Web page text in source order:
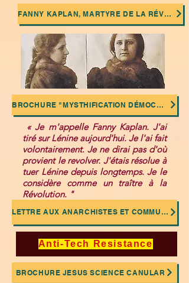
FANNY KAPLAN, MARTYRE DE LA RÉVOLUTION SOCIALISTE SABOTÉE
BROCHURE "MYSTHIFICATION DÉMOCRATIQUE"
« Je m'appelle Fanny Kaplan. J'ai
tiré sur Lénine aujourd'hui. Je l'ai fait
volontairement. Je ne dirai pas d'où
provient le revolver. J'étais résolue à
tuer Lénine depuis longtemps. Je le
considère comme un traître à la
Révolution. "
LETTRE AUX ANARCHISTES ET COMMUNISTES: NON A LA DEIFICATION DE LENINE ET TROTSKY
Anti-Tech Resistance
BROCHURE JESUS SCIENCE CANULAR